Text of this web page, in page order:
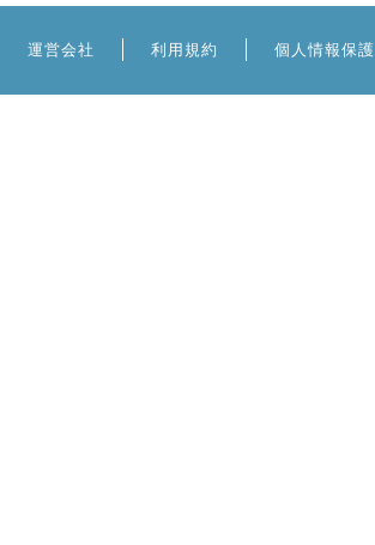
運営会社 利用規約 個人情報保